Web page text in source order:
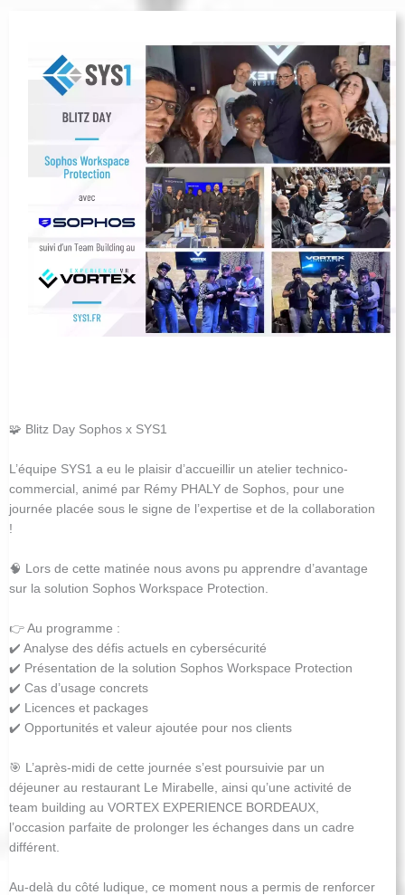
🧩 Blitz Day Sophos x SYS1
L’équipe SYS1 a eu le plaisir d’accueillir un atelier technico-
commercial, animé par Rémy PHALY de Sophos, pour une
journée placée sous le signe de l’expertise et de la collaboration
!
🧠 Lors de cette matinée nous avons pu apprendre d’avantage
sur la solution Sophos Workspace Protection.
👉 Au programme :
✔️ Analyse des défis actuels en cybersécurité
✔️ Présentation de la solution Sophos Workspace Protection
✔️ Cas d’usage concrets
✔️ Licences et packages
✔️ Opportunités et valeur ajoutée pour nos clients
🎯 L’après-midi de cette journée s’est poursuivie par un
déjeuner au restaurant Le Mirabelle, ainsi qu’une activité de
team building au VORTEX EXPERIENCE BORDEAUX,
l’occasion parfaite de prolonger les échanges dans un cadre
différent.
Au-delà du côté ludique, ce moment nous a permis de renforcer